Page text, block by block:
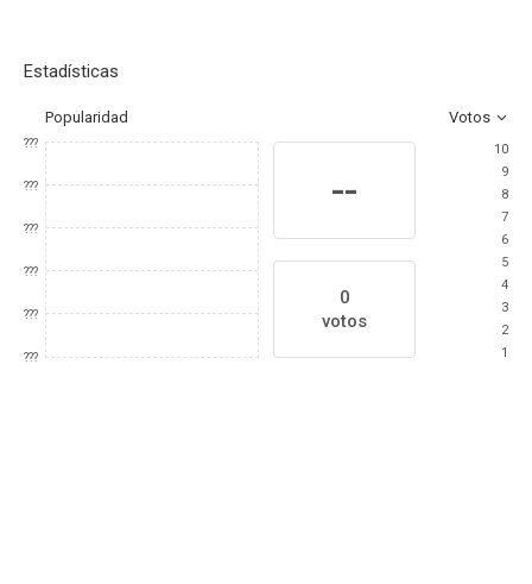
Estadísticas
Popularidad Votos
???
???
???
???
???
???
--
0
votos
10
9
8
7
6
5
4
3
2
1